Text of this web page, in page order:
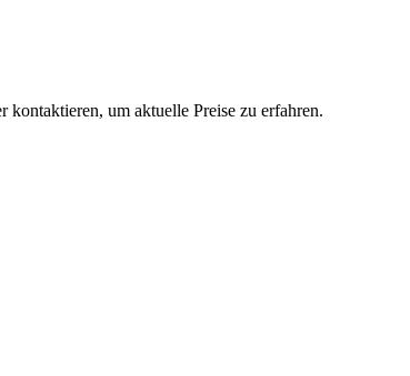
um aktuelle Preise zu erfahren.